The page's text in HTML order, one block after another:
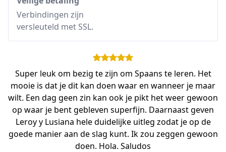
Verbindingen zijn
versleuteld met SSL.
Super leuk om bezig te zijn om Spaans te leren. Het
mooie is dat je dit kan doen waar en wanneer je maar
wilt. Een dag geen zin kan ook je pikt het weer gewoon
op waar je bent gebleven superfijn. Daarnaast geven
Leroy y Lusiana hele duidelijke uitleg zodat je op de
goede manier aan de slag kunt. Ik zou zeggen gewoon
doen. Hola. Saludos